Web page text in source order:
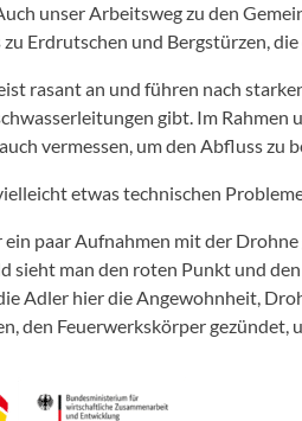
unser Arbeitsweg zu den
Erdrutschen und Bergstürzen,
rasant an und führen nach
gibt. Im
vermessen, um den Abfluss zu
etwas technischen
paar Aufnahmen mit der
sieht man den roten Punkt und
Adler hier die Angewohnheit,
den Feuerwerkskörper gezündet,